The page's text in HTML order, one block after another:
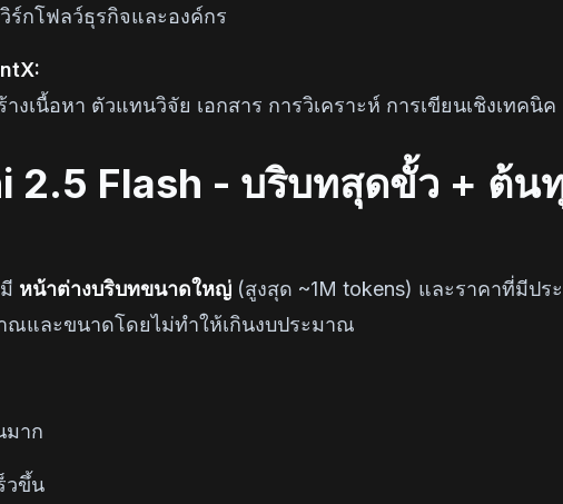
ร์กโฟลว์ธุรกิจและองค์กร
งเนื้อหา ตัวแทนวิจัย เอกสาร การวิเคราะห์ การเขียนเชิงเทคนิค
2.5 Flash - บริบทสุดขั้ว + ต้น
หน้าต่างบริบทขนาดใหญ่ (สูงสุด ~1M tokens) และราคาที่มีป
ณและขนาดโดยไม่ทำให้เกินงบประมาณ
าก
วขึ้น